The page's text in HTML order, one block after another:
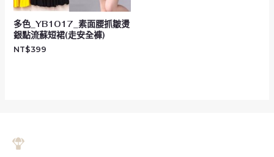
多色_YB1017_素面腰抓皺燙
銀點流蘇短裙(走安全褲)
NT$399